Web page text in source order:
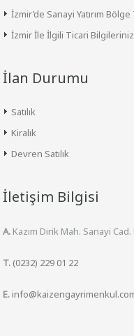
İzmir’de Sanayi Yatırım
İzmir İle İlgili Ticari
İlan Durumu
Satılık
Kiralık
Devren Satılık
İletişim Bilgisi
A. Kazım Dirik Mah. Sanayi
T. (0232) 229 01 22
E.